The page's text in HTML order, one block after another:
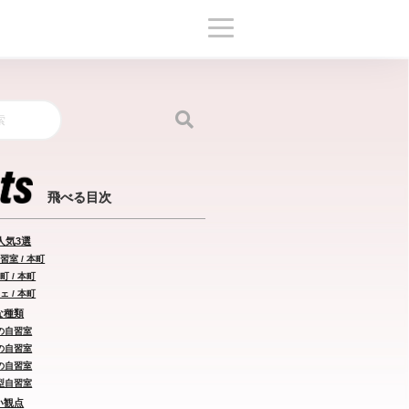
気3選
室 / 本町
/ 本町
/ 本町
種類
自習室
自習室
自習室
自習室
観点